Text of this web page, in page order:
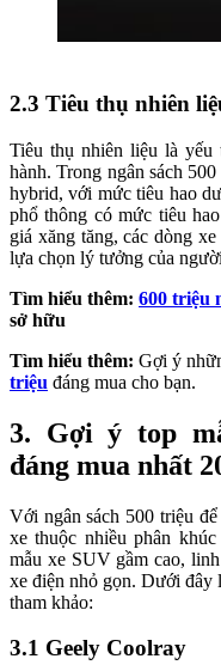
2.3 Tiêu thụ nhiên
Tiêu thụ nhiên liệu là
hành. Trong ngân sách
hybrid, với mức tiêu hao
phổ thông có mức tiêu
giá xăng tăng, các dòng
lựa chọn lý tưởng của
Tìm hiểu thêm: 600 triệu
sở hữu
Tìm hiểu thêm: Gợi ý
triệu đáng mua cho bạn.
3. Gợi ý top
đáng mua nhất
Với ngân sách 500 triệu
xe thuộc nhiều phân
mẫu xe SUV gầm cao,
xe điện nhỏ gọn. Dưới đây
tham khảo:
3.1 Geely Coolray